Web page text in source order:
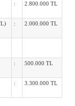
: 2.800.000 TL
: 2.000.000 TL
: 500.000 TL
: 3.300.000 TL